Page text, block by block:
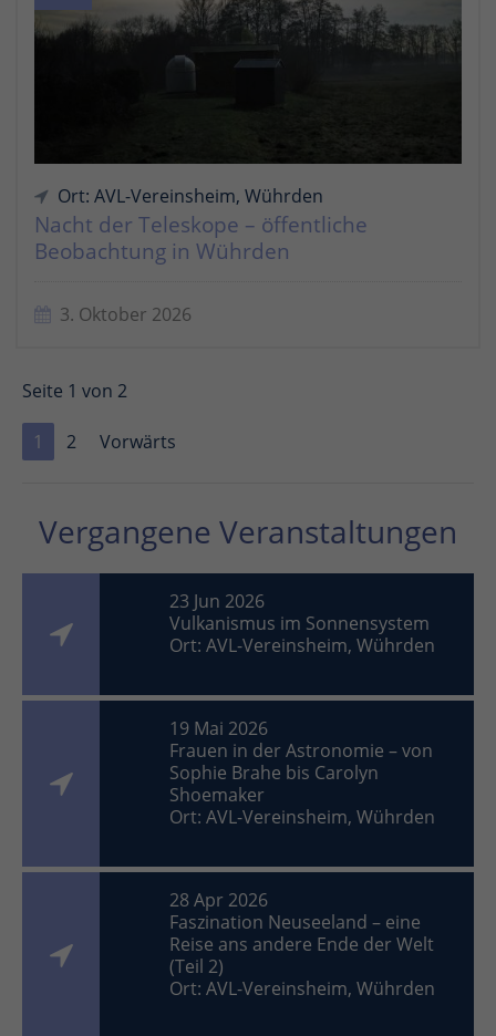
Ort: AVL-Vereinsheim, Wührden
Nacht der Teleskope – öffentliche
Beobachtung in Wührden
3. Oktober 2026
Seite 1 von 2
1 2 Vorwärts
Vergangene Veranstaltungen
23 Jun 2026
Vulkanismus im Sonnensystem
Ort: AVL-Vereinsheim, Wührden
19 Mai 2026
Frauen in der Astronomie – von
Sophie Brahe bis Carolyn
Shoemaker
Ort: AVL-Vereinsheim, Wührden
28 Apr 2026
Faszination Neuseeland – eine
Reise ans andere Ende der Welt
(Teil 2)
Ort: AVL-Vereinsheim, Wührden